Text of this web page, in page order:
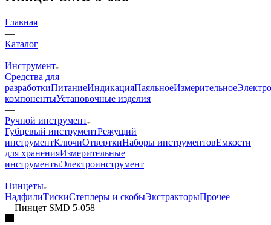
Главная
—
Каталог
—
Инструмент
Средства для
разработкиПитаниеИндикацияПаяльноеИзмерительное
компонентыУстановочные изделия
—
Ручной инструмент
Губцевый инструментРежущий
инструментКлючиОтверткиНаборы инструментовЕмкости
для храненияИзмерительные
инструментыЭлектроинструмент
—
Пинцеты
НадфилиТискиСтеплеры и скобыЭкстракторыПрочее
—Пинцет SMD 5-058